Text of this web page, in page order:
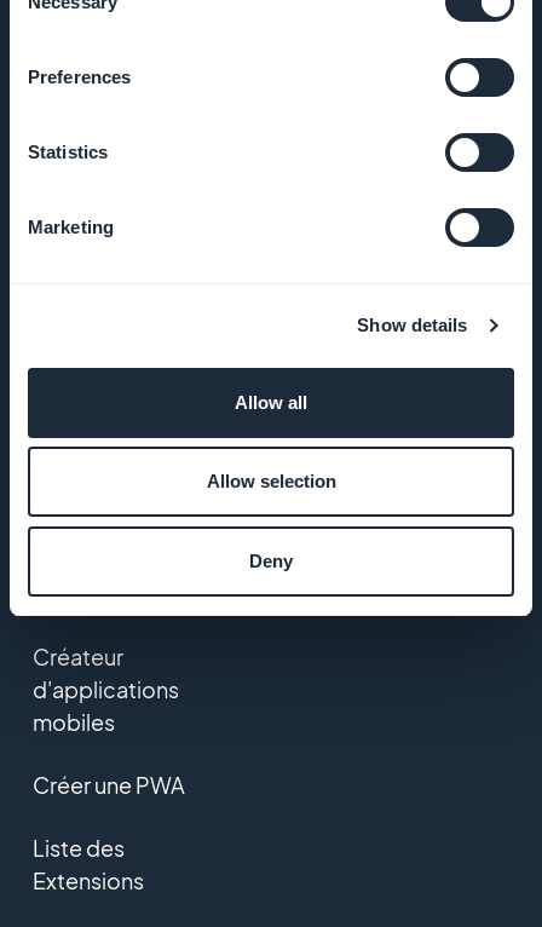
Selection
Preferences
Statistics
Marketing
Show details
Allow all
Allow selection
Deny
Politique de
Nous
eCommerce
Créateur
d'applications
mobiles
Créer une PWA
Liste des
Extensions